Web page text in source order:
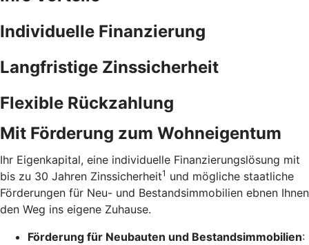
Individuelle Finanzierung
Langfristige Zinssicherheit
Flexible Rückzahlung
Mit Förderung zum Wohneigentum
Ihr Eigenkapital, eine individuelle Finanzierungslösung mit
bis zu 30 Jahren Zinssicherheit1 und mögliche staatliche
Förderungen für Neu- und Bestandsimmobilien ebnen Ihnen
den Weg ins eigene Zuhause.
Förderung für Neubauten und Bestandsimmobilien: